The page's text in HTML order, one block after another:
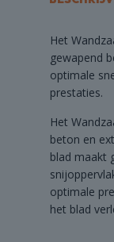
Het
gewapend
optimale
prestaties.
Het
beton en
blad maakt
optimale
het blad